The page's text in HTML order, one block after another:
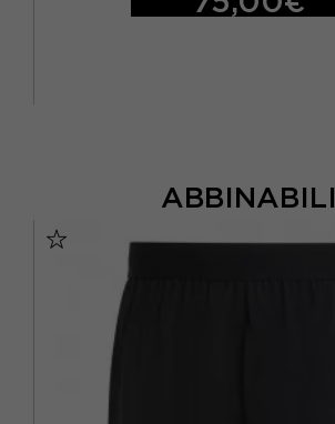
ABBINABILI